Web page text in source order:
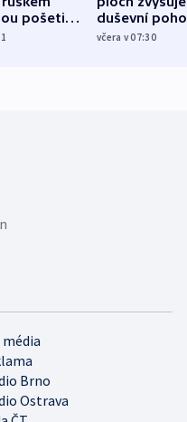
pošetilé,
duševní
ukázala
včera v 07:30
Brno
Ostrava